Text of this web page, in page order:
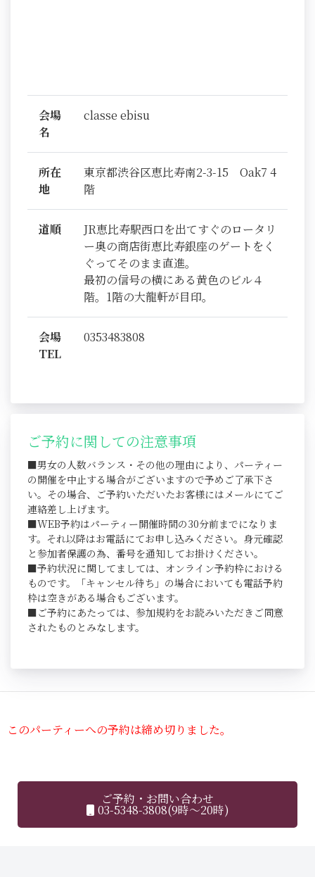
会場
名
classe ebisu
所在
地
東京都渋谷区恵比寿南2-3-15 Oak7 4
階
道順
JR恵比寿駅西口を出てすぐのロータリ
ー奥の商店街恵比寿銀座のゲートをく
ぐってそのまま直進。
最初の信号の横にある黄色のビル４
階。1階の大龍軒が目印。
会場
TEL
0353483808
ご予約に関しての注意事項
■男女の人数バランス・その他の理由により、パーティー
の開催を中止する場合がございますので予めご了承下さ
い。その場合、ご予約いただいたお客様にはメールにてご
連絡差し上げます。
■WEB予約はパーティー開催時間の30分前までになりま
す。それ以降はお電話にてお申し込みください。身元確認
と参加者保護の為、番号を通知してお掛けください。
■予約状況に関してましては、オンライン予約枠における
ものです。「キャンセル待ち」の場合においても電話予約
枠は空きがある場合もございます。
■ご予約にあたっては、参加規約をお読みいただきご同意
されたものとみなします。
このパーティーへの予約は締め切りました。
ご予約・お問い合わせ
03-5348-3808(9時～20時)